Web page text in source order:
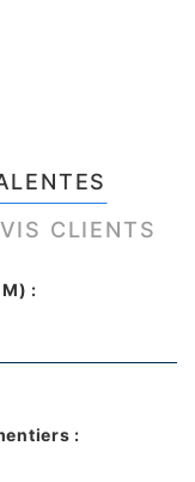
CLIENTS
:
: